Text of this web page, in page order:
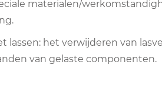
materialen/
lassen: het verwijderen van
van gelaste componenten.